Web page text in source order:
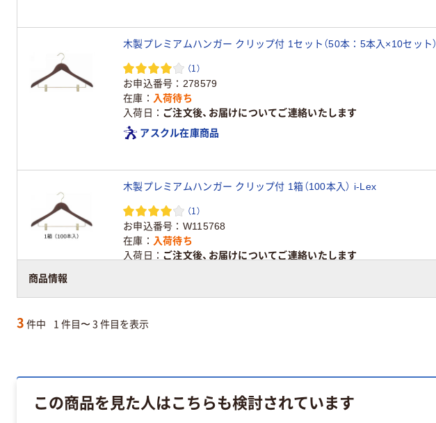
商品情報
木製プレミアムハンガー クリップ付 1セット（50本：5本入×10セット）
（1）
お申込番号
278579
在庫
入荷待ち
入荷日
ご注文後、お届けについてご連絡いたします
アスクル在庫商品
木製プレミアムハンガー クリップ付 1箱（100本入） i-Lex
（1）
お申込番号
W115768
在庫
入荷待ち
入荷日
ご注文後、お届けについてご連絡いたします
3 件中 1 件目〜 3 件目を表示
この商品を見た人はこちらも検討されています